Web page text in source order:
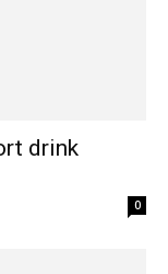
drink
0